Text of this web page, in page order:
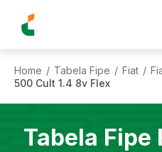
Home / Tabela Fipe / Fiat /
500 Cult 1.4 8v Flex
Tabela Fipe